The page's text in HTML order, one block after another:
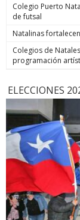
Colegio Puerto
de futsal
Natalinas
Colegios de
programación
ELECCIONES